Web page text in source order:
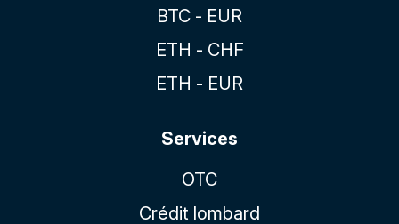
BTC - EUR
ETH - CHF
ETH - EUR
Services
OTC
Crédit lombard